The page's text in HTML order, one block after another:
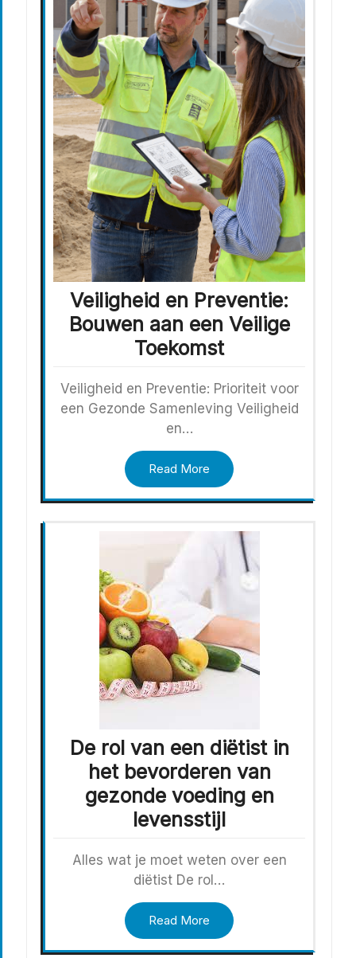
Veiligheid en Preventie:
Bouwen aan een Veilige
Toekomst
Veiligheid en Preventie: Prioriteit voor
een Gezonde Samenleving Veiligheid
en…
Read More
De rol van een diëtist in
het bevorderen van
gezonde voeding en
levensstijl
Alles wat je moet weten over een
diëtist De rol…
Read More